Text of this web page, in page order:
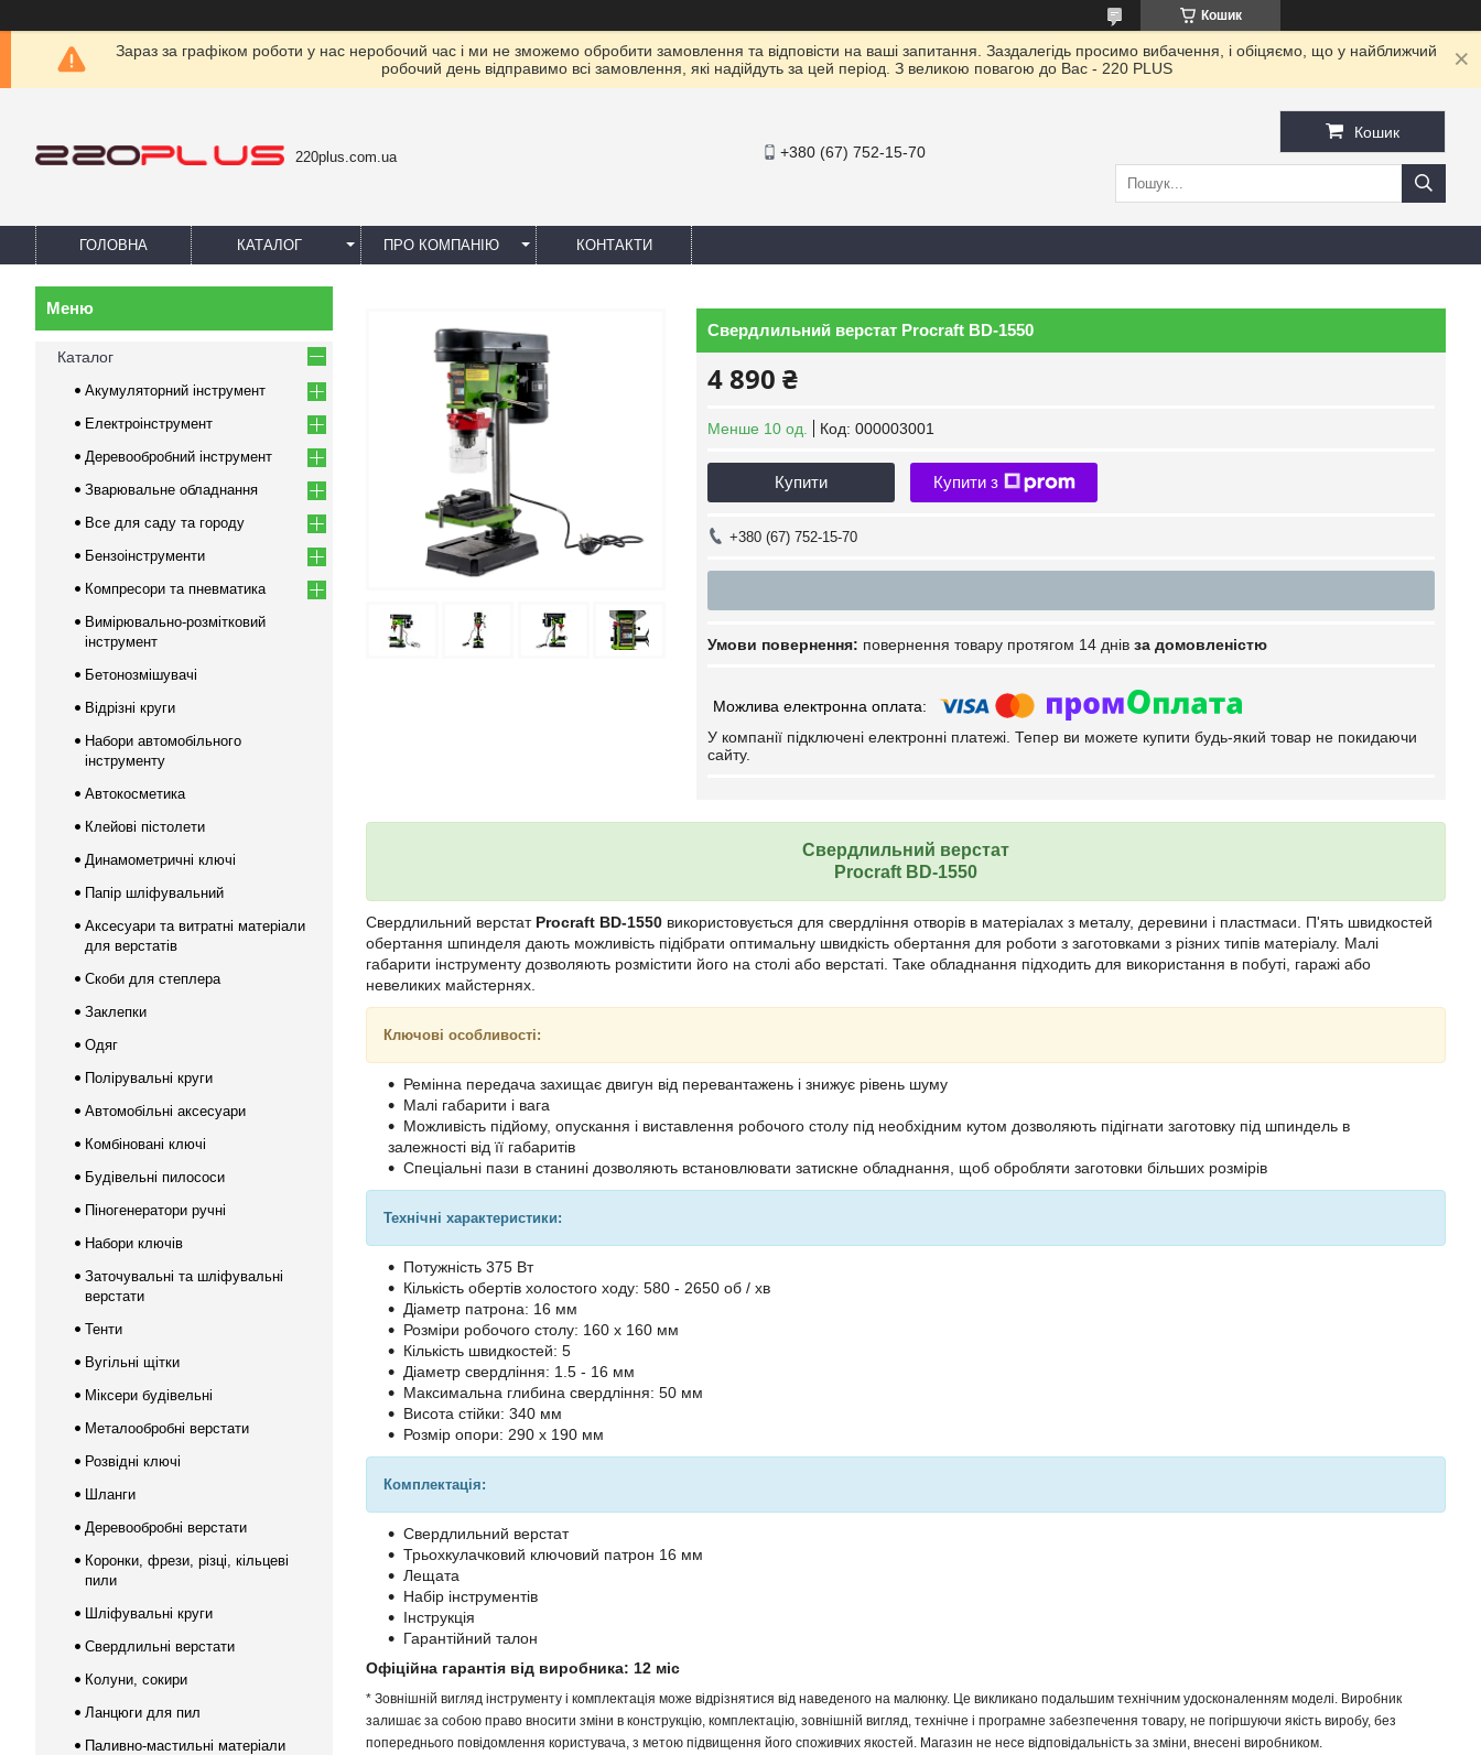
Кошик
Зараз за графіком роботи у нас неробочий час і ми не зможемо обробити замовлення та відповісти на ваші запитання. Заздалегідь просимо вибачення, і обіцяємо, що у найближчий
робочий день відправимо всі замовлення, які надійдуть за цей період. З великою повагою до Ваc - 220 PLUS
220plus.com.ua +380 (67) 752-15-70
Кошик
ГОЛОВНА КАТАЛОГ ПРО КОМПАНІЮ КОНТАКТИ
Свердлильний верстат Procraft BD-1550
4 890 ₴
Менше 10 од. Код: 000003001
Купити Купити з
+380 (67) 752-15-70
повернення товару протягом 14 днів за домовленістю
У компанії підключені електронні платежі. Тепер ви можете купити будь-який товар не покидаючи
сайту.
Свердлильний верстат
Procraft BD-1550
Свердлильний верстат Procraft BD-1550 використовується для свердління отворів в матеріалах з металу, деревини і пластмаси. П'ять швидкостей
обертання шпинделя дають можливість підібрати оптимальну швидкість обертання для роботи з заготовками з різних типів матеріалу. Малі
габарити інструменту дозволяють розмістити його на столі або верстаті. Таке обладнання підходить для використання в побуті, гаражі або
невеликих майстернях.
Ключові особливості:
Ремінна передача захищає двигун від перевантажень і знижує рівень шуму
Малі габарити і вага
Можливість підйому, опускання і виставлення робочого столу під необхідним кутом дозволяють підігнати заготовку під шпиндель в
залежності від її габаритів
Спеціальні пази в станині дозволяють встановлювати затискне обладнання, щоб обробляти заготовки більших розмірів
Технічні характеристики:
Потужність 375 Вт
Кількість обертів холостого ходу: 580 - 2650 об / хв
Діаметр патрона: 16 мм
Розміри робочого столу: 160 х 160 мм
Кількість швидкостей: 5
Діаметр свердління: 1.5 - 16 мм
Максимальна глибина свердління: 50 мм
Висота стійки: 340 мм
Розмір опори: 290 х 190 мм
Комплектація:
Свердлильний верстат
Трьохкулачковий ключовий патрон 16 мм
Лещата
Набір інструментів
Інструкція
Гарантійний талон
Офіційна гарантія від виробника: 12 міс
* Зовнішній вигляд інструменту і комплектація може відрізнятися від наведеного на малюнку. Це викликано подальшим технічним удосконаленням моделі. Виробник
залишає за собою право вносити зміни в конструкцію, комплектацію, зовнішній вигляд, технічне і програмне забезпечення товару, не погіршуючи якість виробу, без
попереднього повідомлення користувача, з метою підвищення його споживчих якостей. Магазин не несе відповідальність за зміни, внесені виробником.
Каталог
Акумуляторний інструмент
Електроінструмент
Деревообробний інструмент
Зварювальне обладнання
Все для саду та городу
Бензоінструменти
Компресори та пневматика
Вимірювально-розмітковий
інструмент
Бетонозмішувачі
Відрізні круги
Набори автомобільного
інструменту
Автокосметика
Клейові пістолети
Динамометричні ключі
Папір шліфувальний
Аксесуари та витратні матеріали
для верстатів
Скоби для степлера
Заклепки
Одяг
Полірувальні круги
Автомобільні аксесуари
Комбіновані ключі
Будівельні пилососи
Піногенератори ручні
Набори ключів
Заточувальні та шліфувальні
верстати
Тенти
Вугільні щітки
Міксери будівельні
Металообробні верстати
Розвідні ключі
Шланги
Деревообробні верстати
Коронки, фрези, різці, кільцеві
пили
Шліфувальні круги
Свердлильні верстати
Колуни, сокири
Ланцюги для пил
Паливно-мастильні матеріали